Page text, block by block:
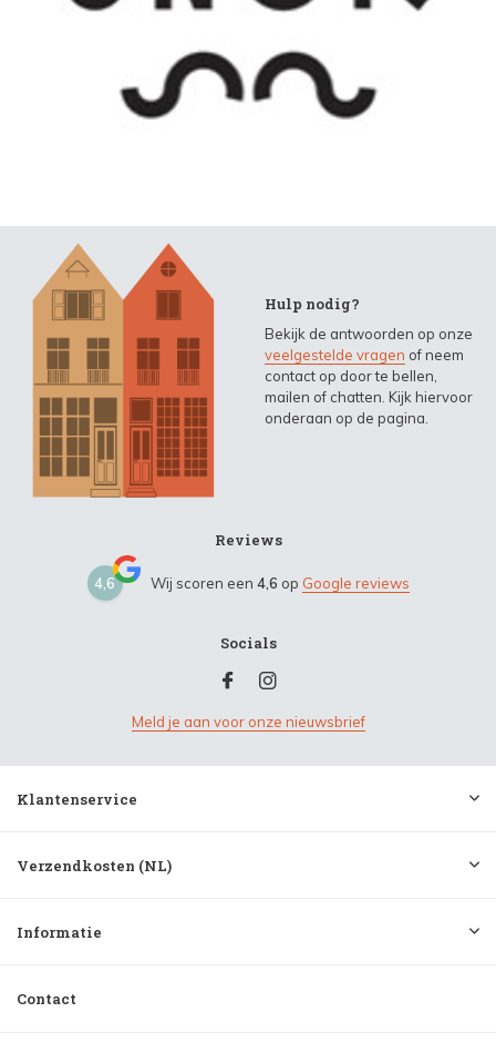
Hulp nodig?
Bekijk de antwoorden op onze
veelgestelde vragen of neem
contact op door te bellen,
mailen of chatten. Kijk hiervoor
onderaan op de pagina.
Reviews
4,6 Wij scoren een 4,6 op Google reviews
Socials
Meld je aan voor onze nieuwsbrief
Klantenservice
Verzendkosten (NL)
Informatie
Contact